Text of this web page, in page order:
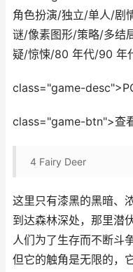
角色扮演/独立/单人/剧
谜/像素图形/策略/多结
疑/惊悚/80 年代/90 年
class="game-
class="game-btn">查
4 Fairy Deer
这里只有漆黑的黑暗、
到达森林深处，那里潜
人们为了生存而不断斗
但它的触角是无限的，